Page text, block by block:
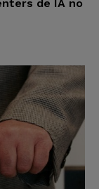
de IA no